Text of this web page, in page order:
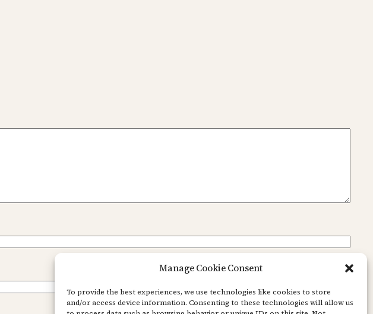
Manage Cookie Consent
To provide the best experiences, we use technologies like cookies to store
and/or access device information. Consenting to these technologies will allow us